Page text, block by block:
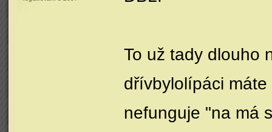
To už tady dlouho
dřívbylolípáci
nefunguje "na má